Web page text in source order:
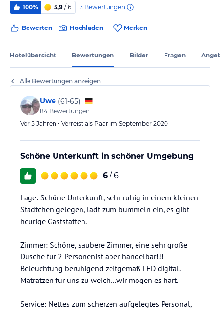
100% 5,9 / 6 13 Bewertungen
Bewerten Hochladen Merken
Hotelübersicht Bewertungen Bilder Fragen
Alle Bewertungen anzeigen
Uwe (61-65)
84 Bewertungen
Vor 5 Jahren • Verreist als Paar im September 2020
Schöne Unterkunft in schöner Umgebung
6 / 6
Lage: Schöne Unterkunft, sehr ruhig in einem kleinen
Städtchen gelegen, lädt zum bummeln ein, es gibt
heurige Gaststätten.
Zimmer: Schöne, saubere Zimmer, eine sehr große
Dusche für 2 Personenist aber händelbar!!!
Beleuchtung beruhigend zeitgemäß LED digital.
Matratzen für uns zu weich…wir mögen es hart.
Service: Nettes zum scherzen aufgelegtes Personal,